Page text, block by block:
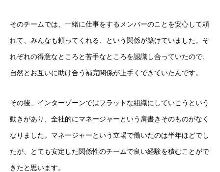
そのチームでは、一緒に仕事をするメンバーのことを安心して頼
れて、みんなも頼ってくれる、という関係が築けていました。そ
れぞれの得意なところと苦手なところを認識し合っていたので、
自然とお互いに助け合う補完関係が上手くできていたんです。
その後、インターゾーンではフラットな組織にしていこうという
動きがあり、全社的にマネージャーという肩書きそのものがなく
なりました。マネージャーという立場で働いたのは半年ほどでし
たが、とても安定した関係性のチームで良い経験を積むことがで
きたと思います。